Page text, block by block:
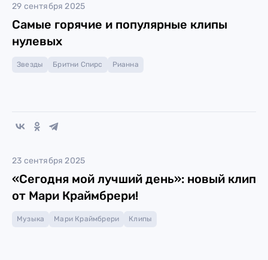
29 сентября 2025
Самые горячие и популярные клипы
нулевых
Звезды Бритни Спирс Рианна
23 сентября 2025
«Сегодня мой лучший день»: новый клип
от Мари Краймбрери!
Музыка Мари Краймбрери Клипы